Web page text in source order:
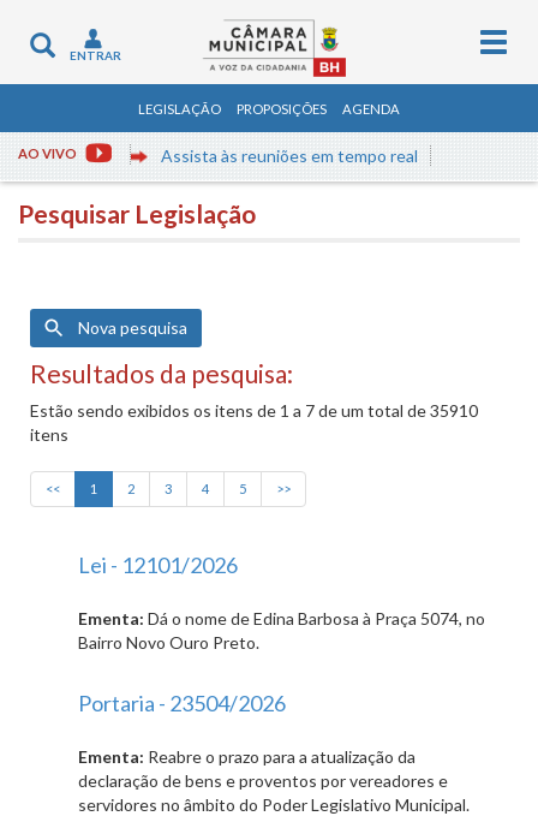
Toggle
navigation
ENTRAR
LEGISLAÇÃO PROPOSIÇÕES AGENDA
AO VIVO Assista às reuniões em tempo real
Pesquisar Legislação
Nova pesquisa
Resultados da pesquisa:
Estão sendo exibidos os itens de 1 a 7 de um total de 35910
itens
<< 1 2 3 4 5 >>
Lei - 12101/2026
Ementa: Dá o nome de Edina Barbosa à Praça 5074, no
Bairro Novo Ouro Preto.
Portaria - 23504/2026
Ementa: Reabre o prazo para a atualização da
declaração de bens e proventos por vereadores e
servidores no âmbito do Poder Legislativo Municipal.